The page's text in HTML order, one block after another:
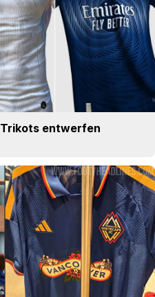
Trikots entwerfen